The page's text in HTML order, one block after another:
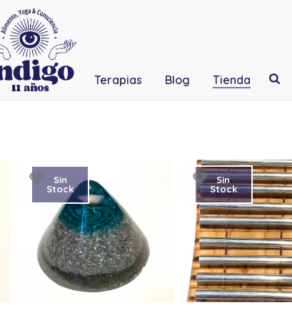
Terapias Blog Tienda
Sin
Stock
Sin
Stock